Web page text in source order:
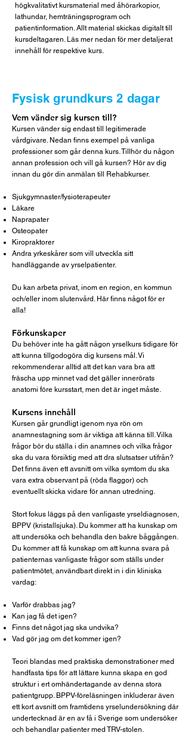
högkvalitativt kursmaterial med åhörarkopior,
lathundar, hemträningsprogram och
patientinformation. Allt material skickas digitalt till
kursdeltagaren. Läs mer nedan för mer detaljerat
innehåll för respektive kurs.
Fysisk grundkurs 2 dagar
Vem vänder sig kursen till?
Kursen vänder sig endast till legitimerade
vårdgivare. Nedan finns exempel på vanliga
professioner som går denna kurs. Tillhör du någon
annan profession och vill gå kursen? Hör av dig
innan du gör din anmälan till Rehabkurser.
Sjukgymnaster/fysioterapeuter
Läkare
Naprapater
Osteopater
Kiropraktorer
Andra yrkeskårer som vill utveckla sitt
handläggande av yrselpatienter.
Du kan arbeta privat, inom en region, en kommun
och/eller inom slutenvård. Här finns något för er
alla!
Förkunskaper
Du behöver inte ha gått någon yrselkurs tidigare för
att kunna tillgodogöra dig kursens mål. Vi
rekommenderar alltid att det kan vara bra att
fräscha upp minnet vad det gäller innerörats
anatomi före kursstart, men det är inget måste.
Kursens innehåll
Kursen går grundligt igenom nya rön om
anamnestagning som är viktiga att känna till. Vilka
frågor bör du ställa i din anamnes och vilka frågor
ska du vara försiktig med att dra slutsatser utifrån?
Det finns även ett avsnitt om vilka symtom du ska
vara extra observant på (röda flaggor) och
eventuellt skicka vidare för annan utredning.
Stort fokus läggs på den vanligaste yrseldiagnosen,
BPPV (kristallsjuka). Du kommer att ha kunskap om
att undersöka och behandla den bakre båggången.
Du kommer att få kunskap om att kunna svara på
patienternas vanligaste frågor som ställs under
patientmötet, användbart direkt in i din kliniska
vardag:
Varför drabbas jag?
Kan jag få det igen?
Finns det något jag ska undvika?
Vad gör jag om det kommer igen?
Teori blandas med praktiska demonstrationer med
handfasta tips för att lättare kunna skapa en god
struktur i ert omhändertagande av denna stora
patientgrupp. BPPV-föreläsningen inkluderar även
ett kort avsnitt om framtidens yrselundersökning där
undertecknad är en av få i Sverige som undersöker
och behandlar patienter med TRV-stolen.